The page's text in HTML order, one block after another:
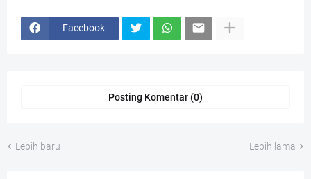
Facebook
Posting Komentar (0)
Lebih baru Lebih lama